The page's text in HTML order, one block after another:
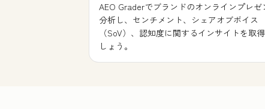
AEO Graderでブランドのオンラインプレゼ
分析し、センチメント、シェアオブボイス
（SoV）、認知度に関するインサイトを取
しょう。